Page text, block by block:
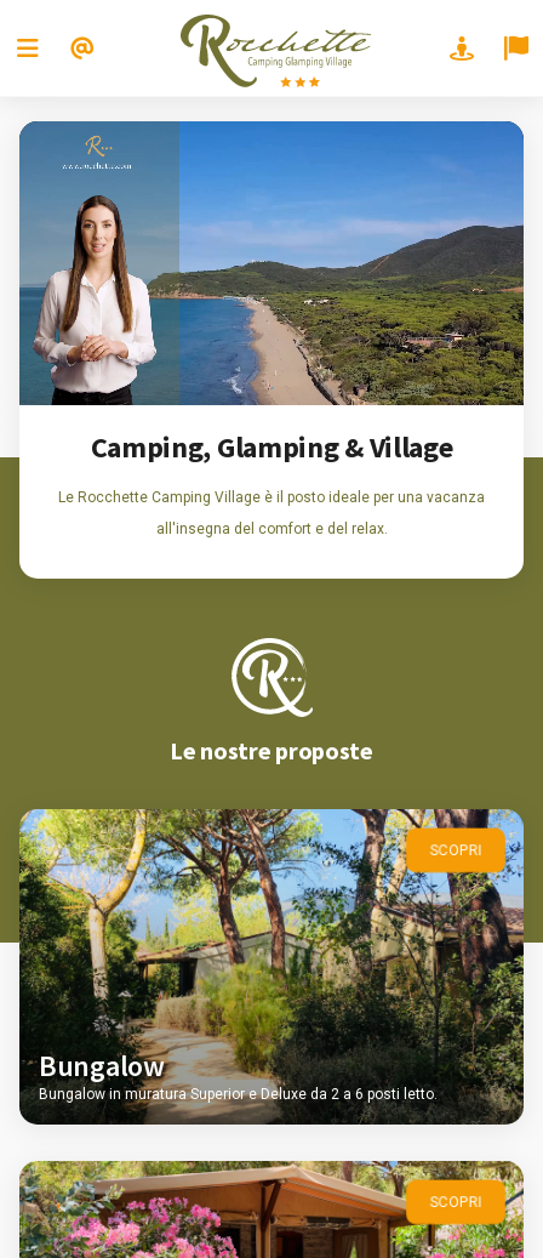
Camping, Glamping & Village
Le Rocchette Camping Village è il posto ideale per una vacanza
all'insegna del comfort e del relax.
Le nostre proposte
SCOPRI
Bungalow
Bungalow in muratura Superior e Deluxe da 2 a 6 posti letto.
SCOPRI